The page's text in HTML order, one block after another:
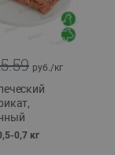
руб./кг
0,7 кг